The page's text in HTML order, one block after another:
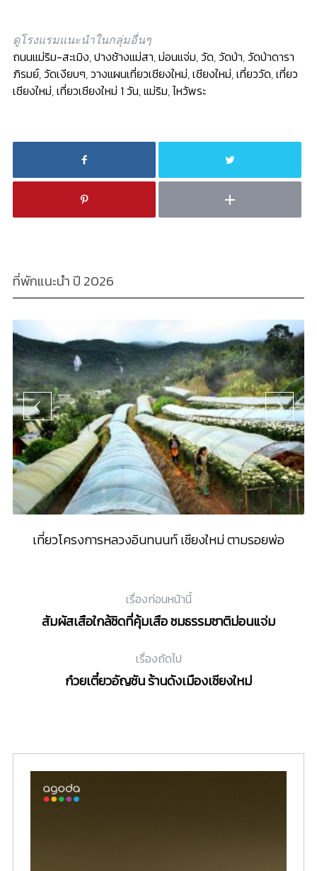
ดูโรงแรมแนะนำในกลุ่มอื่นๆ
ถนนแม่ริม-สะเมิง,ปางช้างแม่สา,ม่อนแจ่ม,วัด,วัดป่า,วัดป่าดารา
ภิรมย์,วัดเงียบๆ,วางแผนเที่ยวเชียงใหม่,เชียงใหม่,เที่ยววัด,เที่ยว
เชียงใหม่,เที่ยวเชียงใหม่ 1 วัน,แม่ริม,ไหว้พระ
ที่พักแนะนำ ปี 2026
เที่ยวโครงการหลวงอินทนนท์ เชียงใหม่ ตามรอยพ่อ
เรื่องก่อนหน้านี้
สัมผัสเสือใกล้ชิดที่คุ้มเสือ ชมธรรมชาติม่อนแจ่ม
เรื่องถัดไป
ก๋วยเตี๋ยวอัญชัน ร้านดังเมืองเชียงใหม่